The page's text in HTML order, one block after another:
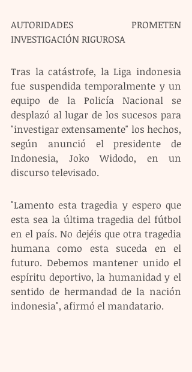
AUTORIDADES PROMETEN
INVESTIGACIÓN RIGUROSA
Tras la catástrofe, la Liga indonesia
fue suspendida temporalmente y un
equipo de la Policía Nacional se
desplazó al lugar de los sucesos para
"investigar extensamente" los hechos,
según anunció el presidente de
Indonesia, Joko Widodo, en un
discurso televisado.
"Lamento esta tragedia y espero que
esta sea la última tragedia del fútbol
en el país. No dejéis que otra tragedia
humana como esta suceda en el
futuro. Debemos mantener unido el
espíritu deportivo, la humanidad y el
sentido de hermandad de la nación
indonesia", afirmó el mandatario.